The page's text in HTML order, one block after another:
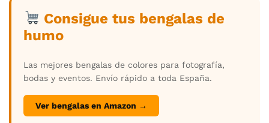
Consigue tus bengalas de
humo
Las mejores bengalas de colores para fotografía,
bodas y eventos. Envío rápido a toda España.
Ver bengalas en Amazon →